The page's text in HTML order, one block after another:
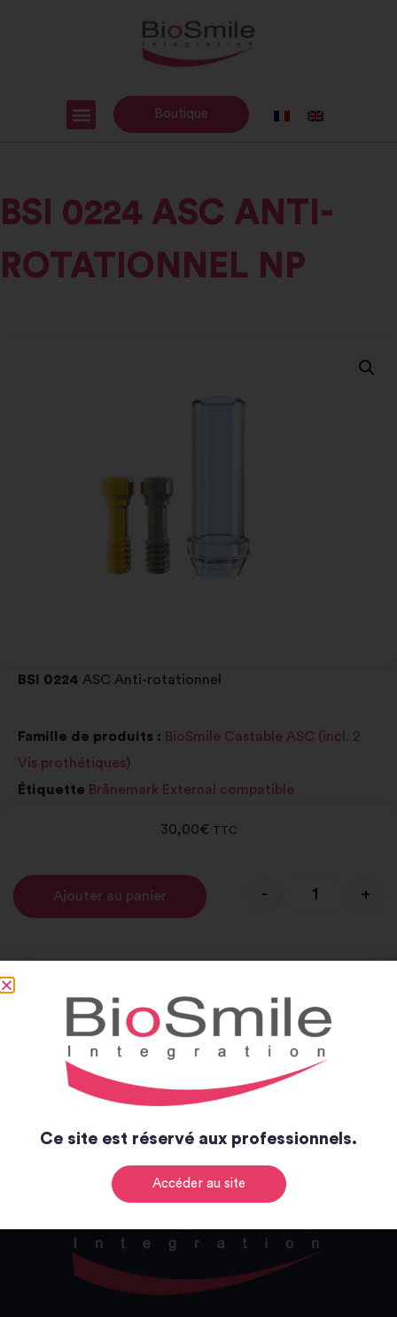
Boutique
BSI 0224 ASC ANTI-
ROTATIONNEL NP
BSI 0224 ASC Anti-rotationnel
Famille de produits : BioSmile Castable ASC (incl. 2
Vis prothétiques)
Étiquette Brånemark External compatible
30,00€ TTC
- +
Ajouter au panier
Notice et catalogue
Catalogue
Ce site est réservé aux professionnels.
Accéder au site